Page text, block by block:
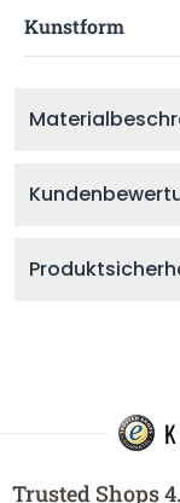
Kunstform
Trusted Shops